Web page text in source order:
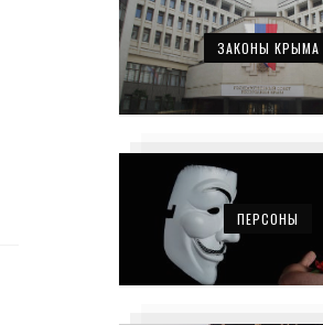
ЗАКОНЫ КРЫМА
ПЕРСОНЫ